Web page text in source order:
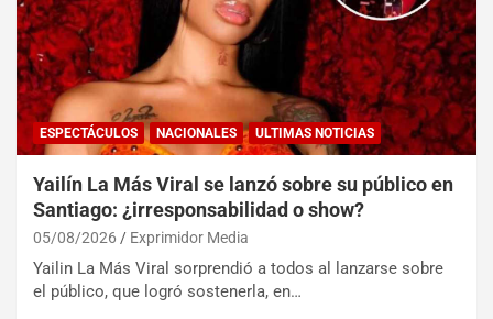
ESPECTÁCULOS NACIONALES ULTIMAS NOTICIAS
Yailín La Más Viral se lanzó sobre su público en
Santiago: ¿irresponsabilidad o show?
05/08/2026 Exprimidor Media
Yailin La Más Viral sorprendió a todos al lanzarse sobre
el público, que logró sostenerla, en…